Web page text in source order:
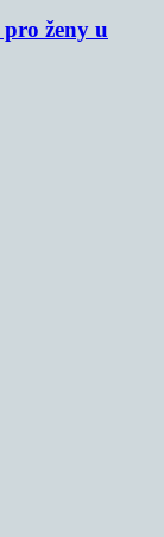
ženy u